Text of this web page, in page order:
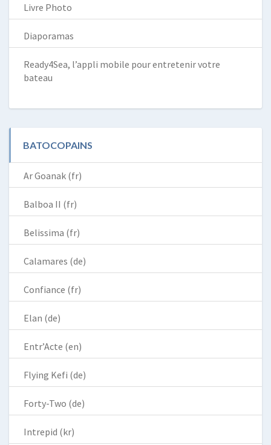
Livre Photo
Diaporamas
Ready4Sea, l’appli mobile pour entretenir votre
bateau
BATOCOPAINS
Ar Goanak (fr)
Balboa II (fr)
Belissima (fr)
Calamares (de)
Confiance (fr)
Elan (de)
Entr’Acte (en)
Flying Kefi (de)
Forty-Two (de)
Intrepid (kr)